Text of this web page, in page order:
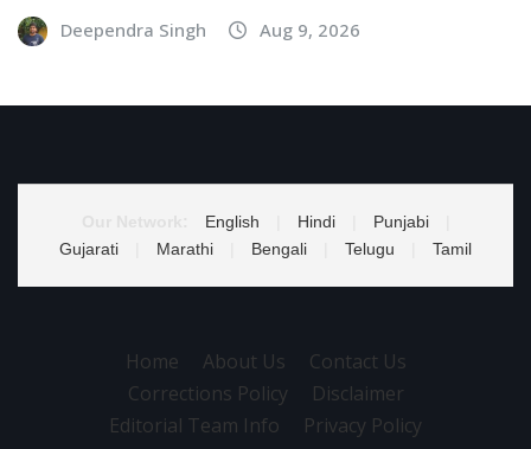
Deependra Singh Aug 9, 2026
English Hindi Punjabi
Gujarati
Marathi Bengali Telugu Tamil
Home About Us
Contact Us
Corrections Policy
Disclaimer
Editorial Team Info
Privacy Policy